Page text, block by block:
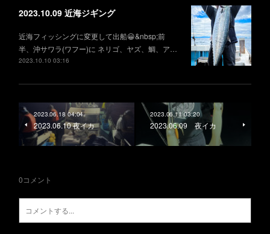
2023.10.09 近海ジギング
近海フィッシングに変更して出船😀&nbsp;前
半、沖サワラ(ワフー)に ネリゴ、ヤズ、鯛、ア…
2023.10.10 03:16
2023.06.18 04:04
2023.06.10 夜イカ
2023.06.11 03:20
2023.06.09 夜イカ
0コメント